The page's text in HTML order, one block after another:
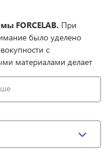
FORCELAB. При
было уделено
с
материалами делает
комфортного отдыха в
водоотталкивающей
внутри.
дожде и оперативно
тепло и комфорт. Купить
можно для